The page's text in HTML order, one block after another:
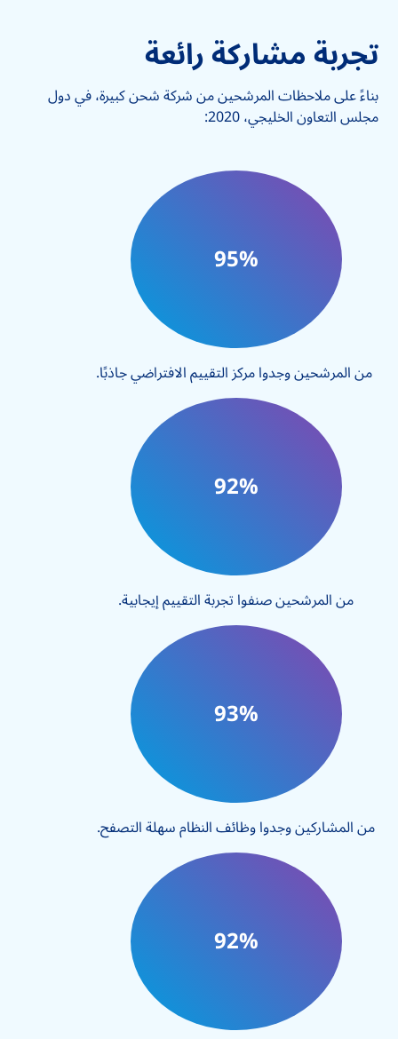
تجربة مشاركة رائعة
بناءً على ملاحظات المرشحين من شركة شحن كبيرة، في دول
مجلس التعاون الخليجي، 2020:
95%
من المرشحين وجدوا مركز التقييم الافتراضي جاذبًا.
92%
من المرشحين صنفوا تجربة التقييم إيجابية.
93%
من المشاركين وجدوا وظائف النظام سهلة التصفح.
92%